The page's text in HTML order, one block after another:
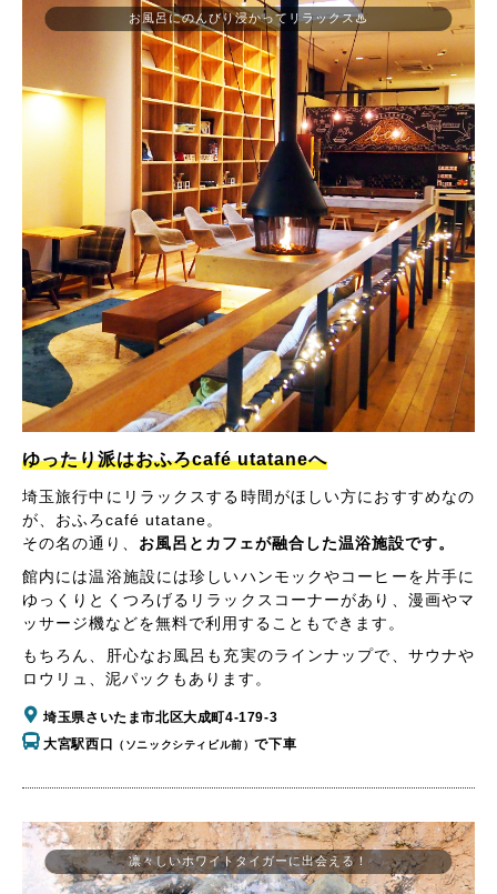
ゆったり派はおふろcafé utataneへ
埼玉旅行中にリラックスする時間がほしい方におすすめなの
が、おふろcafé utatane。
その名の通り、 お風呂とカフェが融合した温浴施設です。
館内には温浴施設には珍しいハンモックやコーヒーを片手に
ゆっくりとくつろげるリラックスコーナーがあり、漫画やマ
ッサージ機などを無料で利用することもできます。
もちろん、肝心なお風呂も充実のラインナップで、サウナや
ロウリュ、泥パックもあります。
埼玉県さいたま市北区大成町4-179-3
大宮駅西口
（ソニックシティビル前）で下車
お風呂にのんびり浸かってリラックス♨
凛々しいホワイトタイガーに出会える！